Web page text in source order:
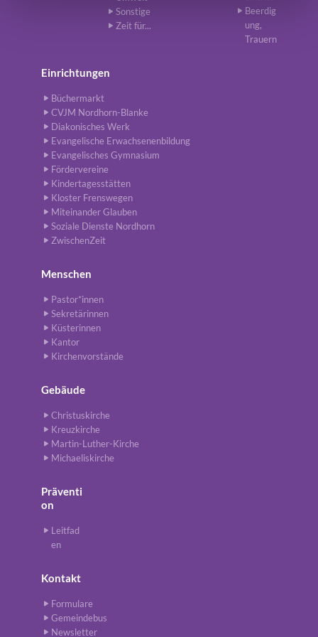
Sonstige
Zeit für...
Beerdig
ung,
Trauern
Einrichtungen
Büchermarkt
CVJM Nordhorn-Blanke
Diakonisches Werk
Evangelische Erwachsenenbildung
Evangelisches Gymnasium
Fördervereine
Kindertagesstätten
Kloster Frenswegen
Miteinander Glauben
Soziale Dienste Nordhorn
ZwischenZeit
Menschen
Pastor*innen
Sekretärinnen
Küsterinnen
Kantor
Kirchenvorstände
Gebäude
Christuskirche
Kreuzkirche
Martin-Luther-Kirche
Michaeliskirche
Präventi
on
Leitfad
en
Kontakt
Formulare
Gemeindebus
Newsletter